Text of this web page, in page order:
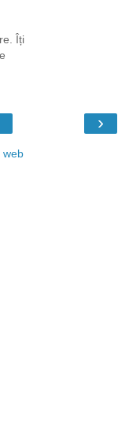
Îți
›
web